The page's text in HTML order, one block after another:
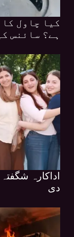
کیا چاول
ہے؟ سائنس
اداکارہ
دی